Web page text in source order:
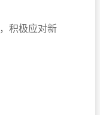
积极应对新